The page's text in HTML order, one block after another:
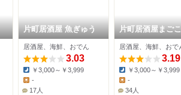
片町居酒屋 魚ぎゅう
居酒屋、海鮮、おでん
3.03
Dinner:
￥3,000～￥3,999
Lunch:
-
17人
片町居酒屋まご
北陸の海鮮と金
ん
居酒屋、海鮮、おで
3.19
Dinner:
￥3,000～￥3,999
Lunch:
-
34人